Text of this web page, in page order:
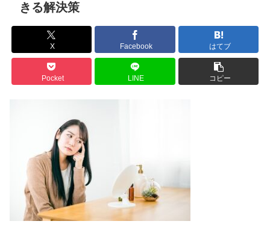
きる解決策
X Facebook はてブ
Pocket LINE コピー